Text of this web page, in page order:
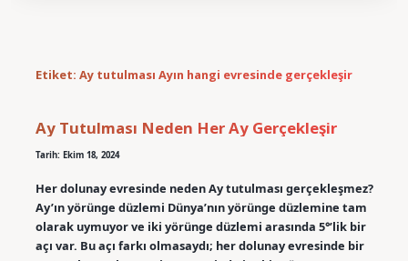
Etiket: Ay tutulması Ayın hangi evresinde gerçekleşir
Ay Tutulması Neden Her Ay Gerçekleşir
Tarih: Ekim 18, 2024
Her dolunay evresinde neden Ay tutulması gerçekleşmez?
Ay’ın yörünge düzlemi Dünya’nın yörünge düzlemine tam
olarak uymuyor ve iki yörünge düzlemi arasında 5°’lik bir
açı var. Bu açı farkı olmasaydı; her dolunay evresinde bir